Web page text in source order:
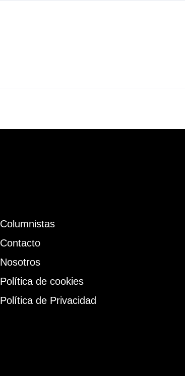
Columnistas
Contacto
Nosotros
Política de cookies
Política de Privacidad